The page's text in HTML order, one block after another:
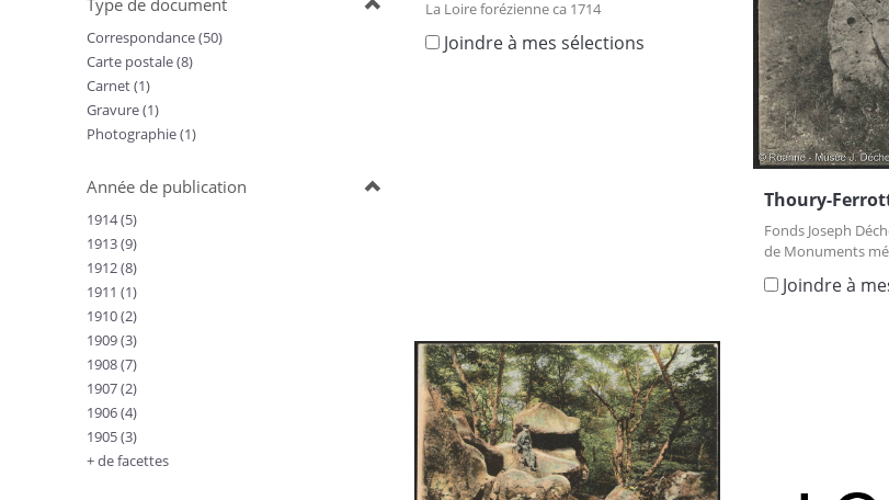
Type de document
Correspondance (50)
Carte postale (8)
Carnet (1)
Gravure (1)
Photographie (1)
Année de publication
1914 (5)
1913 (9)
1912 (8)
1911 (1)
1910 (2)
1909 (3)
1908 (7)
1907 (2)
1906 (4)
1905 (3)
+ de facettes
La Loire forézienne ca 1714
Joindre à mes sélections
Thoury-
Fonds Joseph
de Monuments
Joindre à